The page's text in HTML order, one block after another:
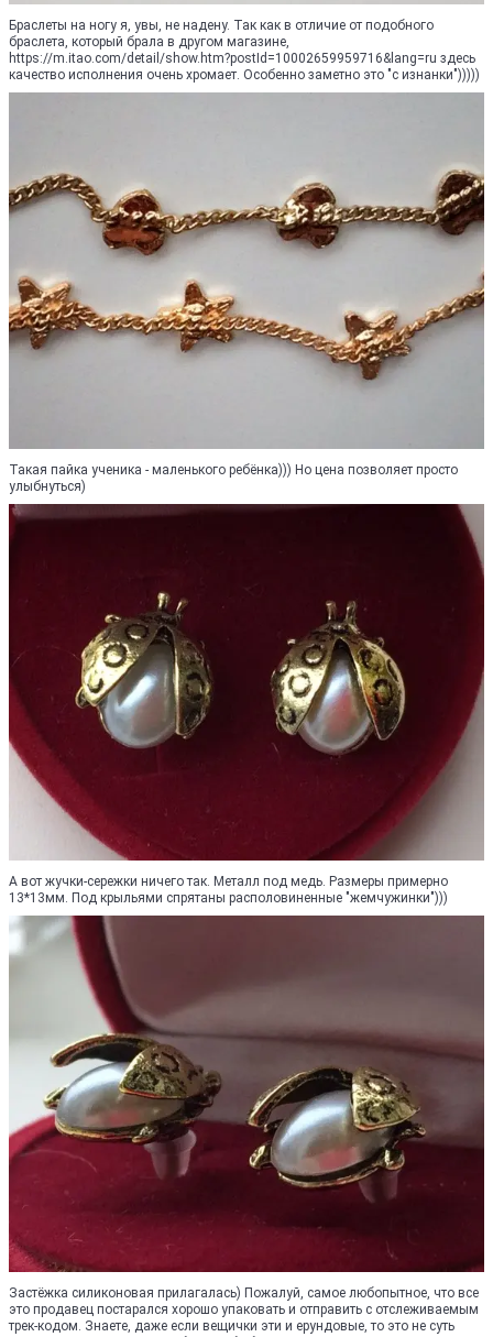
Браслеты на ногу я, увы, не надену. Так как в отличие от подобного
браслета, который брала в другом магазине,
https://m.itao.com/detail/show.htm?postId=10002659959716&lang=ru здесь
качество исполнения очень хромает. Особенно заметно это "с изнанки")))))
Такая пайка ученика - маленького ребёнка))) Но цена позволяет просто
улыбнуться)
А вот жучки-сережки ничего так. Металл под медь. Размеры примерно
13*13мм. Под крыльями спрятаны располовиненные "жемчужинки")))
Застёжка силиконовая прилагалась) Пожалуй, самое любопытное, что все
это продавец постарался хорошо упаковать и отправить с отслеживаемым
трек-кодом. Знаете, даже если вещички эти и ерундовые, то это не суть